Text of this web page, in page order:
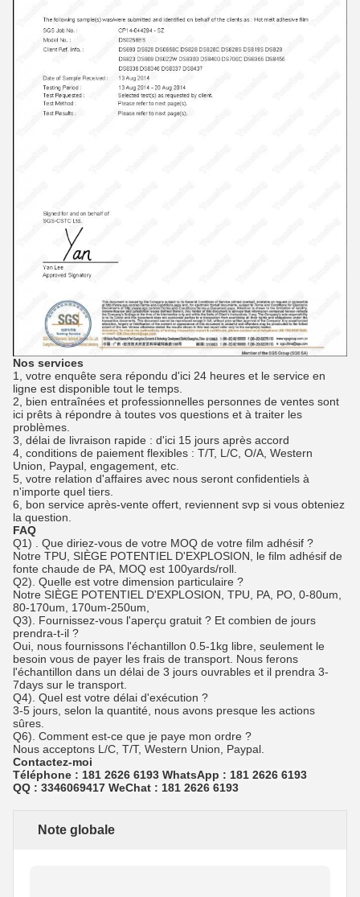
Nos services
1, votre enquête sera répondu d'ici 24 heures et le service en
ligne est disponible tout le temps.
2, bien entraînées et professionnelles personnes de ventes sont
ici prêts à répondre à toutes vos questions et à traiter les
problèmes.
3, délai de livraison rapide : d'ici 15 jours après accord
4, conditions de paiement flexibles : T/T, L/C, O/A, Western
Union, Paypal, engagement, etc.
5, votre relation d'affaires avec nous seront confidentiels à
n'importe quel tiers.
6, bon service après-vente offert, reviennent svp si vous obteniez
la question.
FAQ
Q1) . Que diriez-vous de votre MOQ de votre film adhésif ?
Notre TPU, SIÈGE POTENTIEL D'EXPLOSION, le film adhésif de
fonte chaude de PA, MOQ est 100yards/roll.
Q2). Quelle est votre dimension particulaire ?
Notre SIÈGE POTENTIEL D'EXPLOSION, TPU, PA, PO, 0-80um,
80-170um, 170um-250um,
Q3). Fournissez-vous l'aperçu gratuit ? Et combien de jours
prendra-t-il ?
Oui, nous fournissons l'échantillon 0.5-1kg libre, seulement le
besoin vous de payer les frais de transport. Nous ferons
l'échantillon dans un délai de 3 jours ouvrables et il prendra 3-
7days sur le transport.
Q4). Quel est votre délai d'exécution ?
3-5 jours, selon la quantité, nous avons presque les actions
sûres.
Q6). Comment est-ce que je paye mon ordre ?
Nous acceptons L/C, T/T, Western Union, Paypal.
Contactez-moi
Téléphone : 181 2626 6193 WhatsApp : 181 2626 6193
QQ : 3346069417 WeChat : 181 2626 6193
Note globale